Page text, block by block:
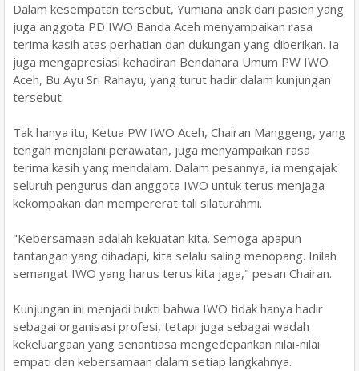
Dalam kesempatan tersebut, Yumiana anak dari pasien yang
juga anggota PD IWO Banda Aceh menyampaikan rasa
terima kasih atas perhatian dan dukungan yang diberikan. Ia
juga mengapresiasi kehadiran Bendahara Umum PW IWO
Aceh, Bu Ayu Sri Rahayu, yang turut hadir dalam kunjungan
tersebut.
Tak hanya itu, Ketua PW IWO Aceh, Chairan Manggeng, yang
tengah menjalani perawatan, juga menyampaikan rasa
terima kasih yang mendalam. Dalam pesannya, ia mengajak
seluruh pengurus dan anggota IWO untuk terus menjaga
kekompakan dan mempererat tali silaturahmi.
"Kebersamaan adalah kekuatan kita. Semoga apapun
tantangan yang dihadapi, kita selalu saling menopang. Inilah
semangat IWO yang harus terus kita jaga," pesan Chairan.
Kunjungan ini menjadi bukti bahwa IWO tidak hanya hadir
sebagai organisasi profesi, tetapi juga sebagai wadah
kekeluargaan yang senantiasa mengedepankan nilai-nilai
empati dan kebersamaan dalam setiap langkahnya.